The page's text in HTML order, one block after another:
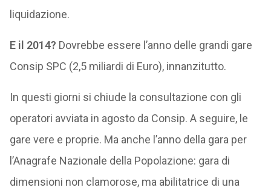
liquidazione.
E il 2014? Dovrebbe essere l’anno delle grandi gare
Consip SPC (2,5 miliardi di Euro), innanzitutto.
In questi giorni si chiude la consultazione con gli
operatori avviata in agosto da Consip. A seguire, le
gare vere e proprie. Ma anche l’anno della gara per
l’Anagrafe Nazionale della Popolazione: gara di
dimensioni non clamorose, ma abilitatrice di una